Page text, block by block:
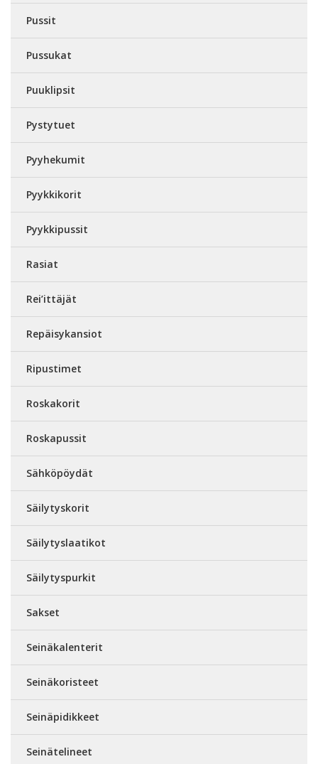
Pussit
Pussukat
Puuklipsit
Pystytuet
Pyyhekumit
Pyykkikorit
Pyykkipussit
Rasiat
Rei’ittäjät
Repäisykansiot
Ripustimet
Roskakorit
Roskapussit
Sähköpöydät
Säilytyskorit
Säilytyslaatikot
Säilytyspurkit
Sakset
Seinäkalenterit
Seinäkoristeet
Seinäpidikkeet
Seinätelineet